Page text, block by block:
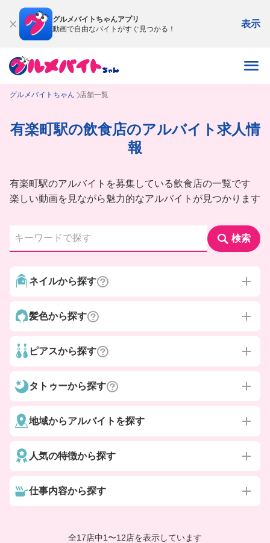
グルメバイトちゃんアプリ
動画で自由なバイトがすぐ見つかる！
表示
グルメバイトちゃん 店舗一覧
有楽町駅の飲食店のアルバイト求人情
報
有楽町駅のアルバイトを募集している飲食店の一覧です
楽しい動画を見ながら魅力的なアルバイトが見つかります
検索
ネイルから探す
髪色から探す
ピアスから探す
タトゥーから探す
地域からアルバイトを探す
人気の特徴から探す
仕事内容から探す
全17店中1 〜12店を表示しています